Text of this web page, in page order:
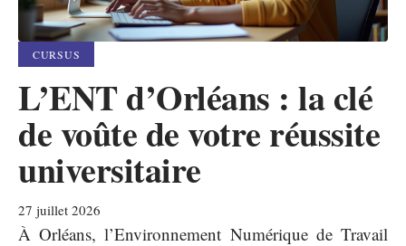
CURSUS
L’ENT d’Orléans : la clé
de voûte de votre réussite
universitaire
27 juillet 2026
À Orléans, l’Environnement Numérique de Travail